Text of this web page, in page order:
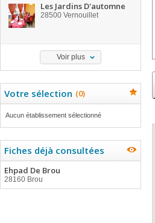
Les Jardins D'automne
28500 Vernouillet
Voir plus
Votre sélection (0)
Aucun établissement sélectionné
Fiches déjà consultées
Ehpad De Brou
28160 Brou